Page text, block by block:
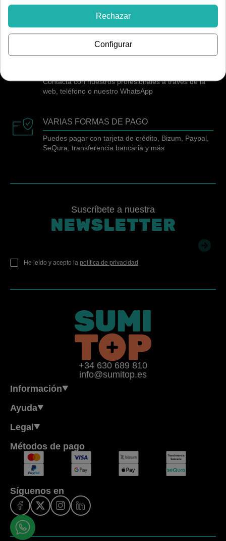
Resto de envíos en 3-5 días laborables
Contacta con nuestros profesionales a través de la
web, teléfono o nuestro WhatsApp
VARIAS FORMAS DE PAGO
Puedes pagar con tarjeta de crédito, Bizum, Paypal,
SeQura, transferencia bancaria y más
Suscríbete a nuestra
NEWSLETTER
He leído y acepto la política de privacidad
+34 630 689 810
info@sumitop.es
Información
Ayuda
Legal
Métodos de pago
Síguenos en
Rechazar
Configurar